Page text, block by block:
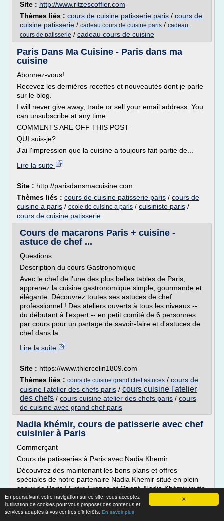
X
En poursuivant votre navigation sur ce site, vous acceptez
l'utilisation de cookies pour vous proposer des contenus et
services adaptés à vos centres d'intérêts. En savoir plus
Site : http://www.ritzescoffier.com
Thèmes liés : cours de cuisine patisserie paris / cours de
cuisine patisserie / cadeau cours de cuisine paris / cadeau
cours de patisserie / cadeau cours de cuisine
Paris Dans Ma Cuisine - Paris dans ma
cuisine
Abonnez-vous!
Recevez les dernières recettes et nouveautés dont je parle
sur le blog.
I will never give away, trade or sell your email address. You
can unsubscribe at any time.
COMMENTS ARE OFF THIS POST
QUI suis-je?
J'ai l'impression que la cuisine a toujours fait partie de...
Lire la suite
Site : http://parisdansmacuisine.com
Thèmes liés : cours de cuisine patisserie paris / cours de
cuisine a paris / ecole de cuisine a paris / cuisiniste paris /
cours de cuisine patisserie
Cours de macarons Paris + cuisine -
astuce de chef ...
Questions
Description du cours Gastronomique
Avec le chef de l'une des plus belles tables de Paris,
apprenez la cuisine gastronomique simple, gourmande et
élégante. Découvrez toutes ses astuces de chef
professionnel ! Des ateliers ouverts à tous les niveaux --
du débutant à l'expert -- en petit comité de 6 personnes
par cours pour un partage de savoir-faire et d'astuces de
chef dans la...
Lire la suite
Site : https://www.thiercelin1809.com
Thèmes liés : cours de cuisine grand chef astuces / cours de
cuisine l'atelier des chefs paris / cours cuisine l'atelier
des chefs / cours cuisine atelier des chefs paris / cours
de cuisine avec grand chef paris
Nadia khémir, cours de patisserie avec chef
cuisinier à Paris
Commerçant
Cours de patisseries à Paris avec Nadia Khemir
Découvrez dès maintenant les bons plans et offres
spéciales de notre partenaire Nadia Khemir situé en plein
coeur de Paris ! Entre France et Orient, Nadia Khémir invite
ses futurs élèves à découvrir des recettes originales, qui
devraient séduire aussi bien les papilles des parents que
des enfants ! Pendant les cours dans le...